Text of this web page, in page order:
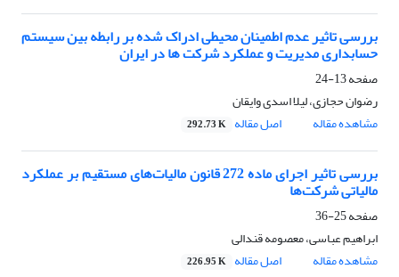
بررسی تاثیر عدم اطمینان محیطی ادراک شده بر رابطه‌ بین سیستم
حسابداری مدیریت و عملکرد شرکت‌ ها در ایران
صفحه13-24
رضوان حجازی، لیلا اسدی وایقان
مشاهده مقاله
اصل مقاله 292.73 K
بررسی تاثیر اجرای ماده 272 قانون مالیات‌های مستقیم بر عملکرد
مالیاتی شرکت‌ها
صفحه25-36
ابراهیم عباسی، معصومه قندالی
مشاهده مقاله
اصل مقاله 226.95 K